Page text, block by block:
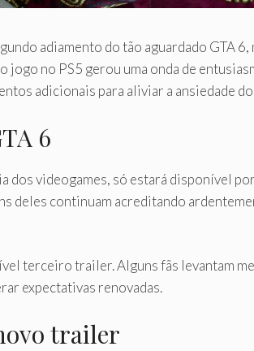
adiamento do tão aguardado GTA
no PS5 gerou uma onda de
adicionais para aliviar a ansiedade
6
dos videogames, só estará disponível
deles continuam acreditando
terceiro trailer. Alguns fãs levantam
expectativas renovadas.
trailer